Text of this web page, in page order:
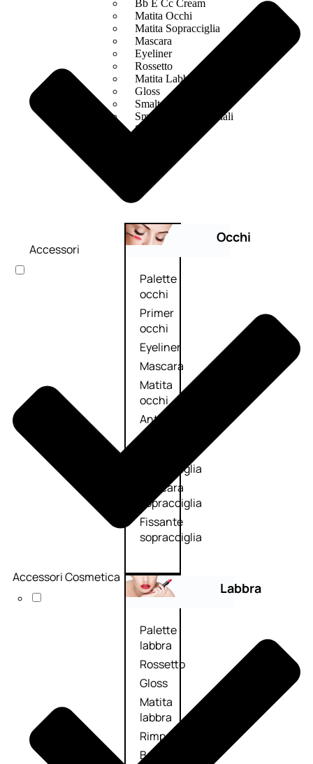
Bb E Cc Cream
Matita Occhi
Matita Sopracciglia
Mascara
Eyeliner
Rossetto
Matita Labbra
Gloss
Smalto
Smalto Effetti Speciali
Solventi Unghie
Occhi
Palette
occhi
Primer
occhi
Eyeliner
Mascara
Matita
occhi
Antiocchiaie
e correttori
sopracciglia
Mascara
sopracciglia
Fissante
sopracciglia
Labbra
Palette
labbra
Rossetto
Gloss
Matita
labbra
Rimpolpante
Balsamo
Accessori
Accessori Cosmetica